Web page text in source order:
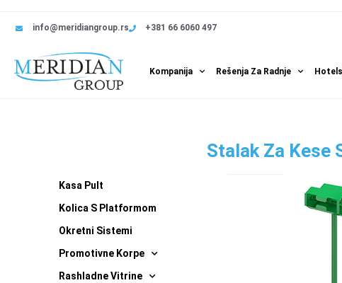
info@meridiangroup.rs +381 66 6060 497
Kompanija Rešenja Za Radnje
Stalak Za Kese
Kasa Pult
Kolica S Platformom
Okretni Sistemi
Promotivne Korpe
Rashladne Vitrine